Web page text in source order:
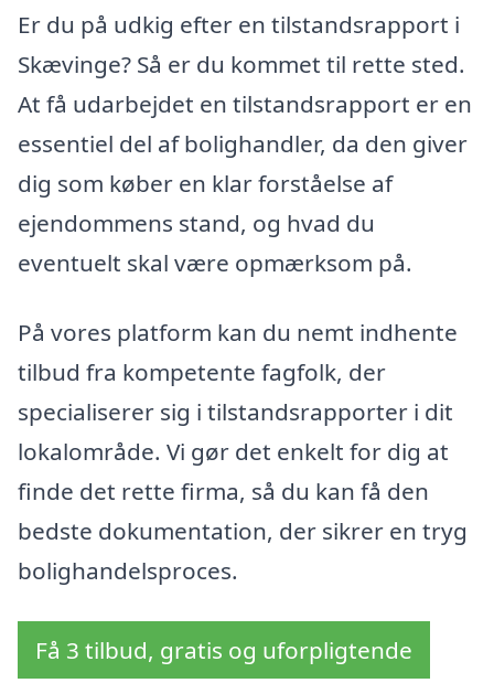
Er du på udkig efter en tilstandsrapport i
Skævinge? Så er du kommet til rette sted.
At få udarbejdet en tilstandsrapport er en
essentiel del af bolighandler, da den giver
dig som køber en klar forståelse af
ejendommens stand, og hvad du
eventuelt skal være opmærksom på.
På vores platform kan du nemt indhente
tilbud fra kompetente fagfolk, der
specialiserer sig i tilstandsrapporter i dit
lokalområde. Vi gør det enkelt for dig at
finde det rette firma, så du kan få den
bedste dokumentation, der sikrer en tryg
bolighandelsproces.
Få 3 tilbud, gratis og uforpligtende